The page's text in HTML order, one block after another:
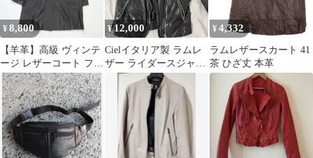
¥8,800
【羊革】高級 ヴィンテ
ージ レザーコート ファ
ー襟 コード刺繍 レトロ
本革
¥12,000
Cielイタリア製 ラムレ
ザー ライダースジャケ
ット ブラック 本革 羊
¥ 4,332
ラムレザースカート 41
茶 ひざ丈 本革